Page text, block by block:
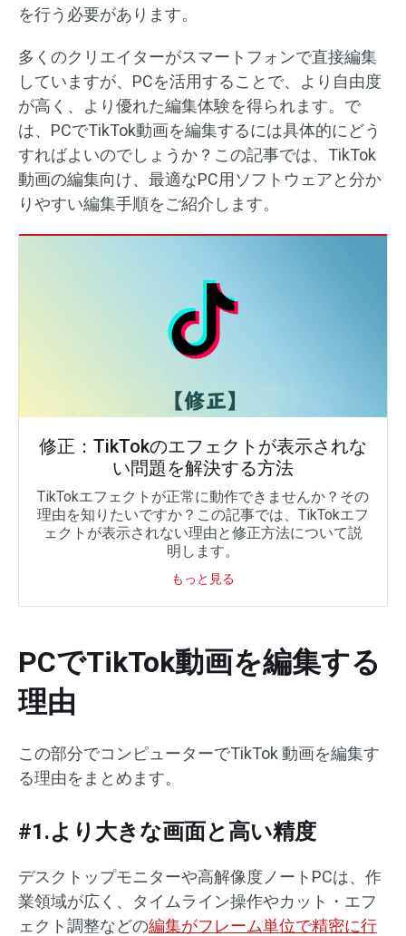
を行う必要があります。
多くのクリエイターがスマートフォンで直接編集
していますが、PCを活用することで、より自由度
が高く、より優れた編集体験を得られます。で
は、PCでTikTok動画を編集するには具体的にどう
すればよいのでしょうか？この記事では、TikTok
動画の編集向け、最適なPC用ソフトウェアと分か
りやすい編集手順をご紹介します。
修正：TikTokのエフェクトが表示されな
い問題を解決する方法
TikTokエフェクトが正常に動作できませんか？その
理由を知りたいですか？この記事では、TikTokエフ
ェクトが表示されない理由と修正方法について説
明します。
もっと見る
PCでTikTok動画を編集する
理由
この部分でコンピューターでTikTok 動画を編集す
る理由をまとめます。
#1.より大きな画面と高い精度
デスクトップモニターや高解像度ノートPCは、作
業領域が広く、タイムライン操作やカット・エフ
ェクト調整などの編集がフレーム単位で精密に行